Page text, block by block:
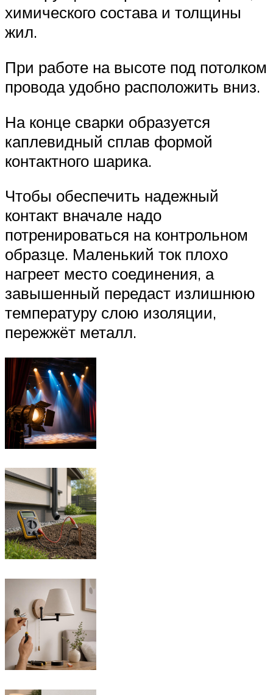
химического состава и толщины
жил.
При работе на высоте под потолком
провода удобно расположить вниз.
На конце сварки образуется
каплевидный сплав формой
контактного шарика.
Чтобы обеспечить надежный
контакт вначале надо
потренироваться на контрольном
образце. Маленький ток плохо
нагреет место соединения, а
завышенный передаст излишнюю
температуру слою изоляции,
пережжёт металл.